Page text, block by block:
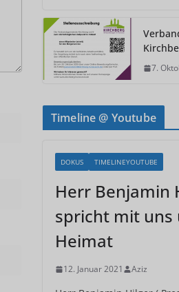
7.
Timeline @ Youtube
DOKUS TIMELINEYOUTUBE
Herr Benjamin
spricht mit uns
Heimat
12. Januar 2021 Aziz